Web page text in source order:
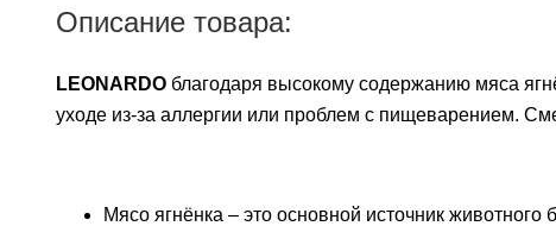
Описание товара:
LEONARDO благодаря высокому содержанию мяса
уходе из-за аллергии или проблем с пищеварением.
Мясо ягнёнка – это основной источник